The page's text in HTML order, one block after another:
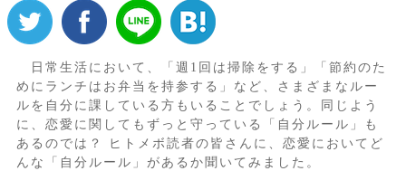
日常生活において、「週1回は掃除をする」「節約のた
めにランチはお弁当を持参する」など、さまざまなルー
ルを自分に課している方もいることでしょう。同じよう
に、恋愛に関してもずっと守っている「自分ルール」も
あるのでは？ ヒトメボ読者の皆さんに、恋愛においてど
んな「自分ルール」があるか聞いてみました。